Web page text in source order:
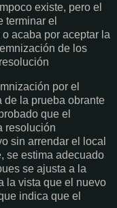
existe, pero el
terminar el
acaba por aceptar la
de los
por el
de la prueba obrante
que el
resolución
sin arrendar el local
se estima adecuado
se ajusta a la
la vista que el nuevo
indica que el